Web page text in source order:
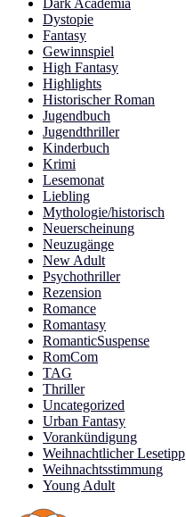
Dark Academia
Dystopie
Fantasy
Gewinnspiel
High Fantasy
Highlights
Historischer Roman
Jugendbuch
Jugendthriller
Kinderbuch
Krimi
Lesemonat
Liebling
Mythologie/historisch
Neuerscheinung
Neuzugänge
New Adult
Psychothriller
Rezension
Romance
Romantasy
RomanticSuspense
RomCom
TAG
Thriller
Uncategorized
Urban Fantasy
Vorankündigung
Weihnachtlicher Lesetipp
Weihnachtsstimmung
Young Adult